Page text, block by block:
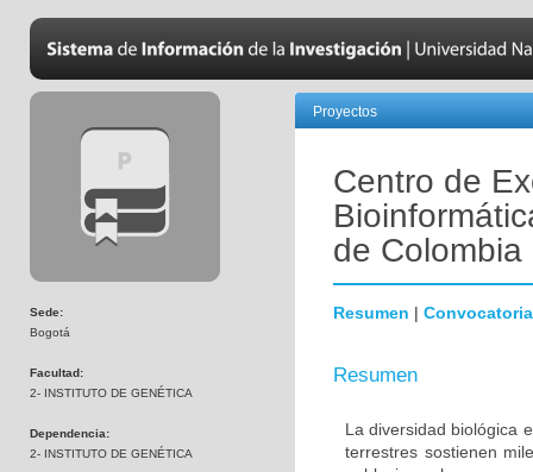
Sede:
Bogotá
Facultad:
2- INSTITUTO DE GENÉTICA
Dependencia:
2- INSTITUTO DE GENÉTICA
Proyectos
Centro de
de Colombia
Resumen | Convocatoria
Resumen
La diversidad biológica
terrestres sostienen